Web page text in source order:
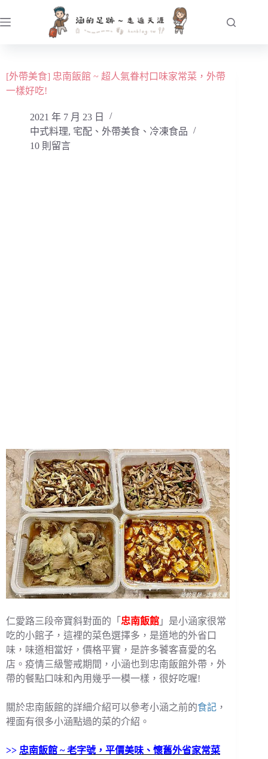
至
容[外帶美食] 忠南飯館 ~ 超人氣眷村口味家常菜，外帶
一樣好吃!
2021 年 7 月 23 日
中式料理, 宅配、外帶美食、冷凍食品
10 則留言
仁愛路三段帝寶斜對面的「 忠南飯館 」是小涵家很常
吃的小館子，這裡的菜色選擇多，是道地的外省口
味，味道相當好，價格平實，是許多饕客喜愛的名
店。疫情三級警戒期間，小涵也到忠南飯館外帶，外
帶的餐點口味和內用幾乎一模一樣，很好吃喔!
關於忠南飯館的詳細介紹可以參考小涵之前的食記 ，
裡面有很多小涵點過的菜的介紹。
>> 忠南飯館 ~ 老字號，平價美味、懷舊外省家常菜